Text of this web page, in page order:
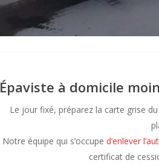
Épaviste à domicile
Le jour fixé, préparez la carte grise
Notre équipe qui s’occupe d’enlever
certificat de